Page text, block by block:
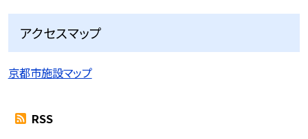
アクセスマップ
京都市施設マップ
RSS